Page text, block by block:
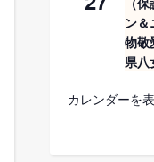
ン＆
物
県
カレンダーを